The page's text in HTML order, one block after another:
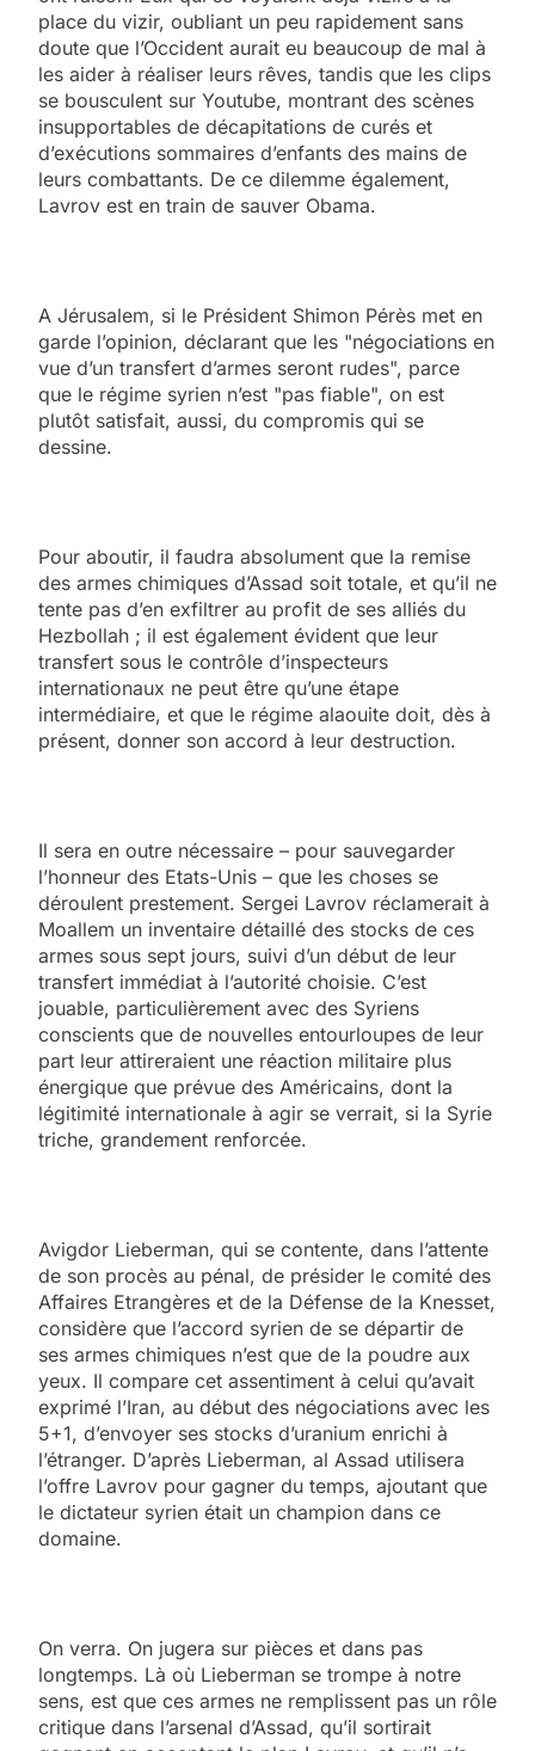
place du vizir, oubliant un peu rapidement sans
doute que l’Occident aurait eu beaucoup de mal à
les aider à réaliser leurs rêves, tandis que les clips
se bousculent sur Youtube, montrant des scènes
insupportables de décapitations de curés et
d’exécutions sommaires d’enfants des mains de
leurs combattants. De ce dilemme également,
Lavrov est en train de sauver Obama.
A Jérusalem, si le Président Shimon Pérès met en
garde l’opinion, déclarant que les "négociations en
vue d’un transfert d’armes seront rudes", parce
que le régime syrien n’est "pas fiable", on est
plutôt satisfait, aussi, du compromis qui se
dessine.
Pour aboutir, il faudra absolument que la remise
des armes chimiques d’Assad soit totale, et qu’il ne
tente pas d’en exfiltrer au profit de ses alliés du
Hezbollah ; il est également évident que leur
transfert sous le contrôle d’inspecteurs
internationaux ne peut être qu’une étape
intermédiaire, et que le régime alaouite doit, dès à
présent, donner son accord à leur destruction.
Il sera en outre nécessaire – pour sauvegarder
l’honneur des Etats-Unis – que les choses se
déroulent prestement. Sergei Lavrov réclamerait à
Moallem un inventaire détaillé des stocks de ces
armes sous sept jours, suivi d’un début de leur
transfert immédiat à l’autorité choisie. C’est
jouable, particulièrement avec des Syriens
conscients que de nouvelles entourloupes de leur
part leur attireraient une réaction militaire plus
énergique que prévue des Américains, dont la
légitimité internationale à agir se verrait, si la Syrie
triche, grandement renforcée.
Avigdor Lieberman, qui se contente, dans l’attente
de son procès au pénal, de présider le comité des
Affaires Etrangères et de la Défense de la Knesset,
considère que l’accord syrien de se départir de
ses armes chimiques n’est que de la poudre aux
yeux. Il compare cet assentiment à celui qu’avait
exprimé l’Iran, au début des négociations avec les
5+1, d’envoyer ses stocks d’uranium enrichi à
l’étranger. D’après Lieberman, al Assad utilisera
l’offre Lavrov pour gagner du temps, ajoutant que
le dictateur syrien était un champion dans ce
domaine.
On verra. On jugera sur pièces et dans pas
longtemps. Là où Lieberman se trompe à notre
sens, est que ces armes ne remplissent pas un rôle
critique dans l’arsenal d’Assad, qu’il sortirait